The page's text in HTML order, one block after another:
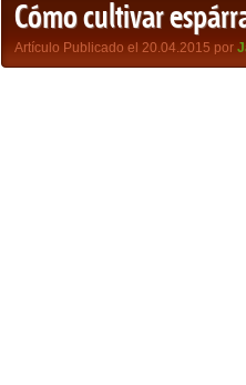
Cómo cultivar
Artículo Publicado el 20.04.2015 por